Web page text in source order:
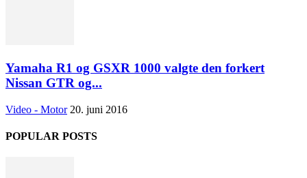
Yamaha R1 og GSXR 1000 valgte den forkert
Nissan GTR og...
Video - Motor 20. juni 2016
POPULAR POSTS